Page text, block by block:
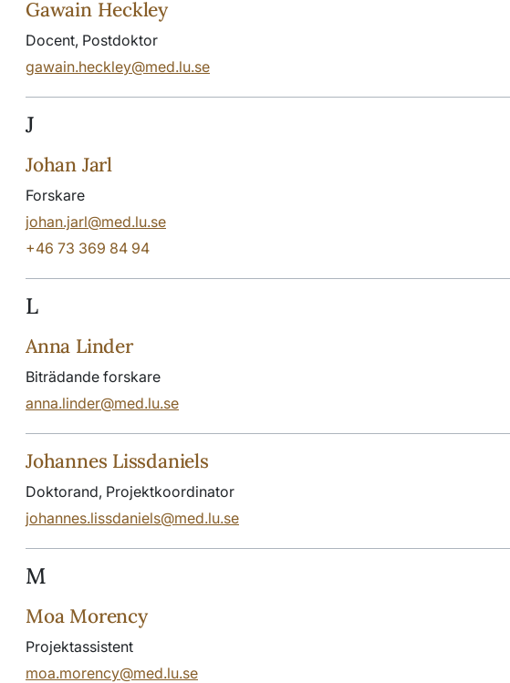
Gawain Heckley
Docent, Postdoktor
gawain.heckley@med.lu.se
J
Johan Jarl
Forskare
johan.jarl@med.lu.se
+46 73 369 84 94
L
Anna Linder
Biträdande forskare
anna.linder@med.lu.se
Johannes Lissdaniels
Doktorand, Projektkoordinator
johannes.lissdaniels@med.lu.se
M
Moa Morency
Projektassistent
moa.morency@med.lu.se